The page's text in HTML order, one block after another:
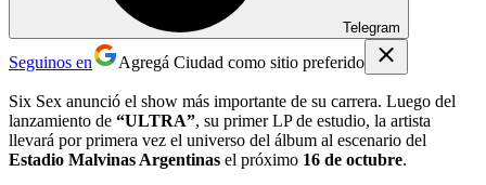
Telegram
Seguinos en Agregá Ciudad como sitio preferido
Six Sex anunció el show más importante de su carrera. Luego del
lanzamiento de “ULTRA”, su primer LP de estudio, la artista
llevará por primera vez el universo del álbum al escenario del
Estadio Malvinas Argentinas el próximo 16 de octubre.